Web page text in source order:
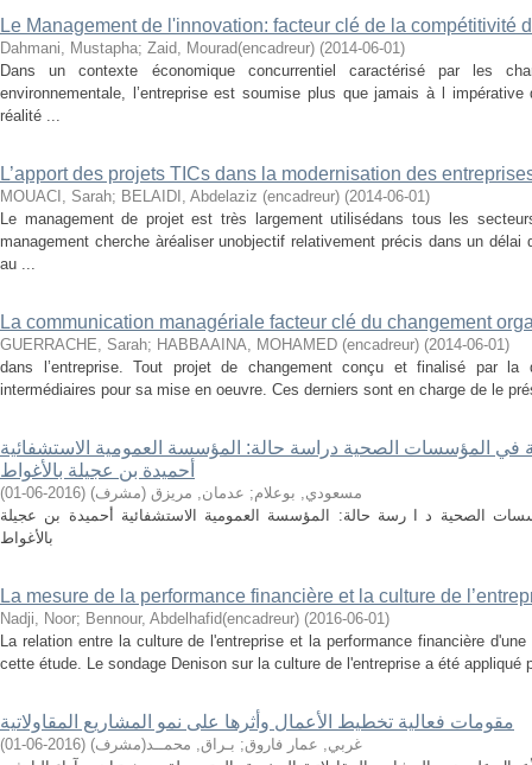
Le Management de l'innovation: facteur clé de la compétitivité
Dahmani, Mustapha; Zaid, Mourad(encadreur) (2014-06-01)
Dans un contexte économique concurrentiel caractérisé par les
environnementale, l’entreprise est soumise plus que jamais à l impérative
réalité ...
L’apport des projets TICs dans la modernisation des
MOUACI, Sarah; BELAIDI, Abdelaziz (encadreur) (2014-06-01)
Le management de projet est très largement utilisédans tous les
management cherche àréaliser unobjectif relativement précis dans un
au ...
La communication managériale facteur clé du changement
GUERRACHE, Sarah; HABBAAINA, MOHAMED (encadreur) (2014-06-01)
dans l’entreprise. Tout projet de changement conçu et finalisé par la
intermédiaires pour sa mise en oeuvre. Ces derniers sont en charge de le
في المؤسسات الصحية دراسة حالة: المؤسسة العمومية الاستشفائية
أحميدة بن عجيلة بالأغواط
مسعودي, بوعلام; عدمان, مريزق (مشرف) (
2016-06-01
)
الصحية د ا رسة حالة: المؤسسة العمومية الاستشفائية أحميدة بن عجيلة
بالأغواط
La mesure de la performance financière et la culture de
Nadji, Noor; Bennour, Abdelhafid(encadreur) (2016-06-01)
La relation entre la culture de l'entreprise et la performance financière
cette étude. Le sondage Denison sur la culture de l'entreprise a été appliqué
مقومات فعالية تخطيط الأعمال وأثرها على نمو المشاريع المقاولاتية
غربي, عمار فاروق; بـراق, محمــد(مشرف) (
2016-06-01
)